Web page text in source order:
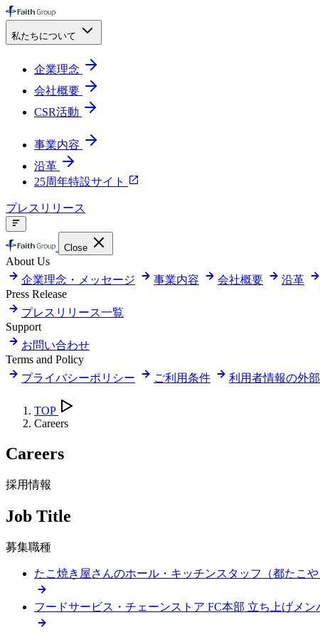
私たちについて
企業理念
会社概要
CSR活動
事業内容
沿革
25周年特設サイト
プレスリリース
Close
About Us
企業理念・メッセージ
事業内容 会社概要 沿革
Press Release
プレスリリース一覧
Support
お問い合わせ
Terms and Policy
プライバシーポリシー
ご利用条件 利用者情報の外
TOP
Careers
Careers
採用情報
Job Title
募集職種
たこ焼き屋さんのホール・キッチンスタッフ（都たこや
フードサービス・チェーンストア FC本部 立ち上げメン